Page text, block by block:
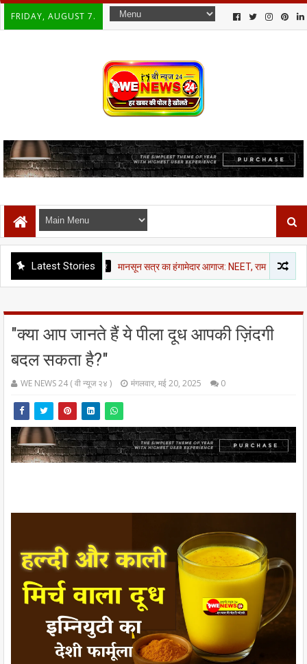
FRIDAY, AUGUST 7.
Latest Stories
राजनीती समाचार मानसून सत्र का हंगामेदार आगाज: NEET, राम मंदिर चंदा और CJP
"क्या आप जानते हैं ये पीला दूध आपकी ज़िंदगी
बदल सकता है?"
WE NEWS 24 ( वी न्यूज २४ ) मंगलवार, मई 20, 2025 0